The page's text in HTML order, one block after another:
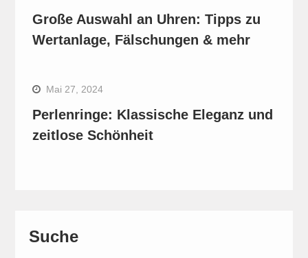
Große Auswahl an Uhren: Tipps zu
Wertanlage, Fälschungen & mehr
Mai 27, 2024
Perlenringe: Klassische Eleganz und
zeitlose Schönheit
Suche